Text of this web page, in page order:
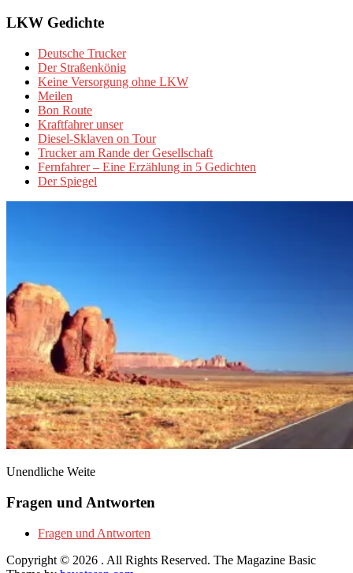
LKW Gedichte
Deutsche Trucker
Der Straßenkönig
Keine Versorgung ohne LKW
Meilen
Bon Route
Kraftfahrer unser
Diesel-Sklaven on Tour
Trucker am Rande der Gesellschaft
Fernfahrer – Eine Erzählung in 5 Gedichten
Der Spiegel
Unendliche Weite
Fragen und Antworten
Fragen und Antworten
Copyright © 2026 . All Rights Reserved. The Magazine Basic